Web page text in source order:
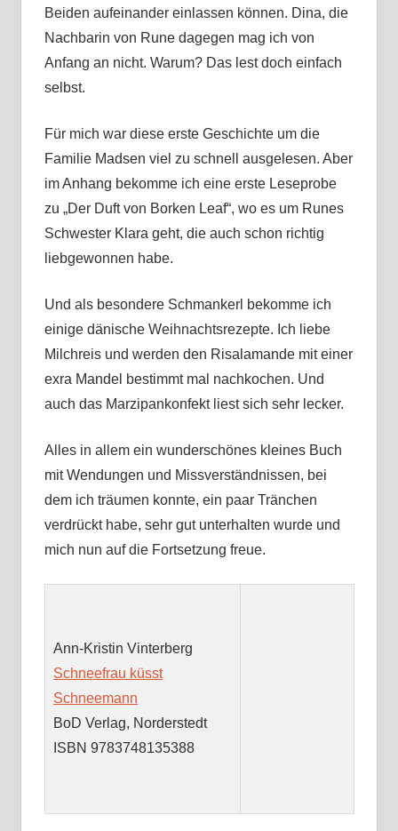
Beiden aufeinander einlassen können. Dina, die
Nachbarin von Rune dagegen mag ich von
Anfang an nicht. Warum? Das lest doch einfach
selbst.
Für mich war diese erste Geschichte um die
Familie Madsen viel zu schnell ausgelesen. Aber
im Anhang bekomme ich eine erste Leseprobe
zu „Der Duft von Borken Leaf“, wo es um Runes
Schwester Klara geht, die auch schon richtig
liebgewonnen habe.
Und als besondere Schmankerl bekomme ich
einige dänische Weihnachtsrezepte. Ich liebe
Milchreis und werden den Risalamande mit einer
exra Mandel bestimmt mal nachkochen. Und
auch das Marzipankonfekt liest sich sehr lecker.
Alles in allem ein wunderschönes kleines Buch
mit Wendungen und Missverständnissen, bei
dem ich träumen konnte, ein paar Tränchen
verdrückt habe, sehr gut unterhalten wurde und
mich nun auf die Fortsetzung freue.
Ann-Kristin Vinterberg
Schneefrau küsst
Schneemann
BoD Verlag, Norderstedt
ISBN 9783748135388